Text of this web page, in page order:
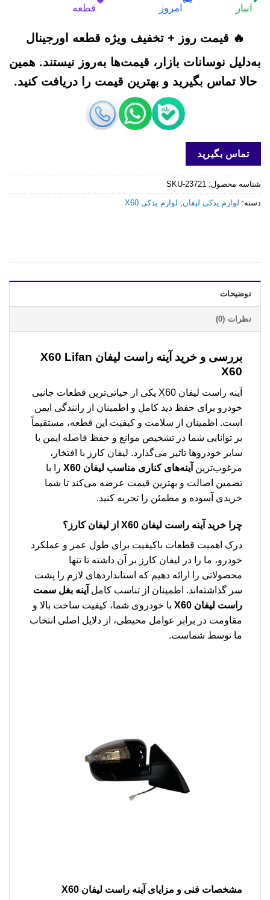
انبار
امروز
قطعه
🔥 قیمت روز + تخفیف ویژه قطعه اورجینال
به‌دلیل نوسانات بازار، قیمت‌ها به‌روز نیستند. همین
حالا تماس بگیرید و بهترین قیمت را دریافت کنید.
تماس بگیرید
شناسه محصول: SKU-23721
دسته: لوازم یدکی لیفان, لوازم یدکی X60
توضیحات
نظرات (0)
بررسی و خرید
آینه راست لیفان X60 Lifan
X60
آینه راست لیفان X60 یکی از حیاتی‌ترین قطعات جانبی
خودرو برای حفظ دید کامل و اطمینان از رانندگی ایمن
است. اطمینان از سلامت و کیفیت این قطعه، مستقیماً
بر توانایی شما در تشخیص موانع و حفظ فاصله ایمن با
سایر خودروها تاثیر می‌گذارد. لیفان کارز با افتخار،
مرغوب‌ترین آینه‌های کناری مناسب لیفان X60
را با
تضمین اصالت و بهترین قیمت عرضه می‌کند تا شما
خریدی آسوده و مطمئن را تجربه کنید.
چرا خرید آینه راست لیفان X60
از لیفان کارز؟
درک اهمیت قطعات باکیفیت برای طول عمر و عملکرد
خودرو، ما را در لیفان کارز بر آن داشته تا تنها
محصولاتی را ارائه دهیم که استانداردهای لازم را پشت
سر گذاشته‌اند. اطمینان از تناسب کامل آینه بغل سمت
راست لیفان X60
با خودروی شما، کیفیت ساخت بالا و
مقاومت در برابر عوامل محیطی، از دلایل اصلی انتخاب
ما توسط شماست.
مشخصات فنی و مزایای آینه راست لیفان X60